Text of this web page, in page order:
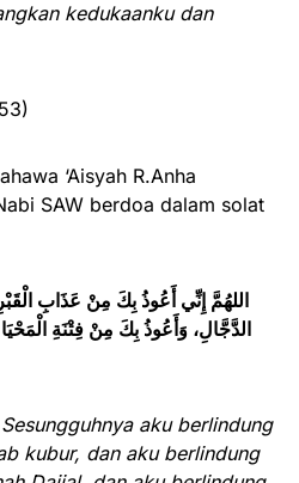
kedukaanku dan
‘Aisyah R.Anha
SAW berdoa dalam solat
اللهُمَّ إِنِّي أَعُوذُ بِكَ مِنْ عَذَابِ
الدَّجَّالِ، وَأَعُوذُ بِكَ مِنْ فِتْنَةِ الْمَحْيَا
aku berlindung
kubur, dan aku berlindung